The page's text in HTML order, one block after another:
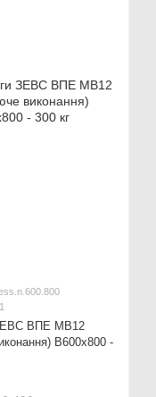
1
ВПЕ МВ12
В600x800 -